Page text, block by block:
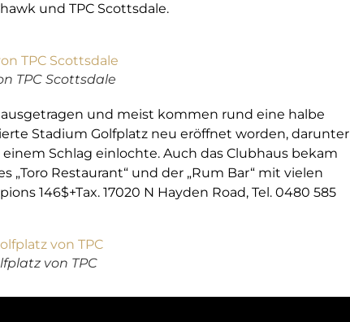
und TPC Scottsdale.
TPC Scottsdale
und meist kommen rund eine halbe
Stadium Golfplatz neu eröffnet worden, darunter
Schlag einlochte. Auch das Clubhaus bekam
Restaurant“ und der „Rum Bar“ mit vielen
146$+Tax. 17020 N Hayden Road, Tel. 0480 585
von TPC